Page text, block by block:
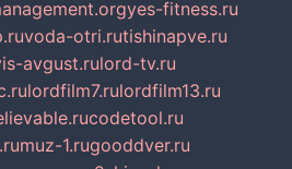
yes-fitness.ru
voda-otri.rutishinapve.ru
avgust.rulord-tv.ru
lordfilm7.rulordfilm13.ru
codetool.ru
muz-1.rugooddver.ru